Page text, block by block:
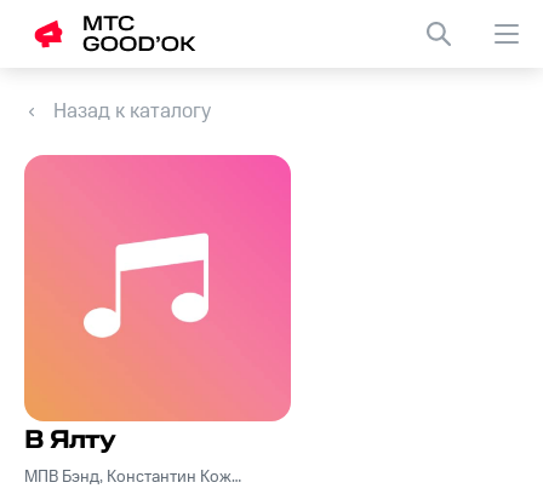
Назад к каталогу
В Ялту
МПВ Бэнд, Константин Кожевников